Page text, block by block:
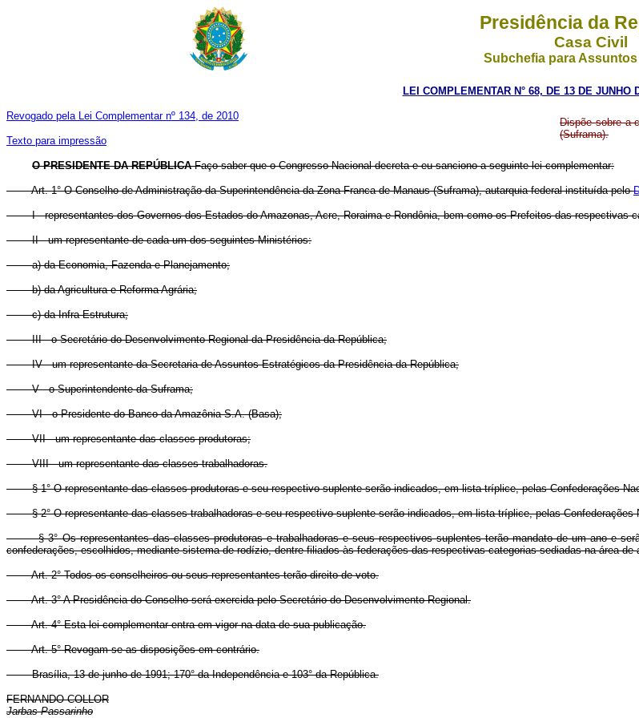
Presidência da
Casa Civil
Subchefia para
LEI COMPLEMENTAR N° 68, DE 13 DE JUNHO
Revogado pela Lei Complementar nº 134, de 2010
Texto para impressão
Dispõe sobre a
(Suframa).
O PRESIDENTE DA REPÚBLICAFaço saber que o Congresso Nacional decreta e eu sanciono a seguinte lei complementar:
Art. 1° O Conselho de Administração da Superintendência da Zona Franca de Manaus (Suframa), autarquia federal instituída pelo
I - representantes dos Governos dos Estados do Amazonas, Acre, Roraima e Rondônia, bem como os Prefeitos das respectivas
II - um representante de cada um dos seguintes Ministérios:
a) da Economia, Fazenda e Planejamento;
b) da Agricultura e Reforma Agrária;
c) da Infra-Estrutura;
III - o Secretário do Desenvolvimento Regional da Presidência da República;
IV - um representante da Secretaria de Assuntos Estratégicos da Presidência da República;
V - o Superintendente da Suframa;
VI - o Presidente do Banco da Amazônia S.A. (Basa);
VII - um representante das classes produtoras;
VIII - um representante das classes trabalhadoras.
§ 1° O representante das classes produtoras e seu respectivo suplente serão indicados, em lista tríplice, pelas Confederações
§ 2° O representante das classes trabalhadoras e seu respectivo suplente serão indicados, em lista tríplice, pelas Confederações
§ 3° Os representantes das classes produtoras e trabalhadoras e seus respectivos suplentes terão mandato de um ano e
confederações, escolhidos, mediante sistema de rodízio, dentre filiados às federações das respectivas categorias sediadas na área de
Art. 2° Todos os conselheiros ou seus representantes terão direito de voto.
Art. 3° A Presidência do Conselho será exercida pelo Secretário do Desenvolvimento Regional.
Art. 4° Esta lei complementar entra em vigor na data de sua publicação.
Art. 5° Revogam-se as disposições em contrário.
Brasília, 13 de junho de 1991; 170° da Independência e 103° da República.
FERNANDO COLLOR
Jarbas Passarinho